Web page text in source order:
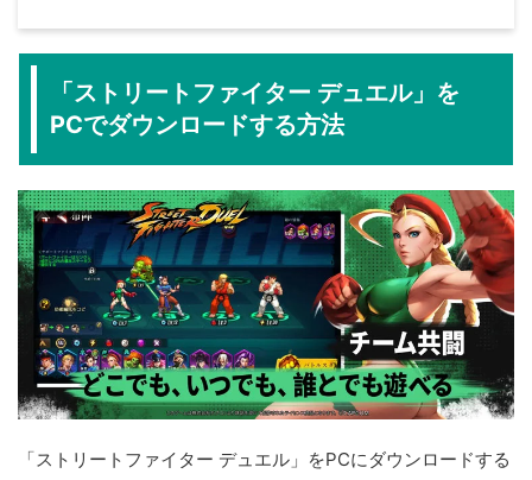
「ストリートファイター デュエル」を
PCでダウンロードする方法
「ストリートファイター デュエル」をPCにダウンロードする